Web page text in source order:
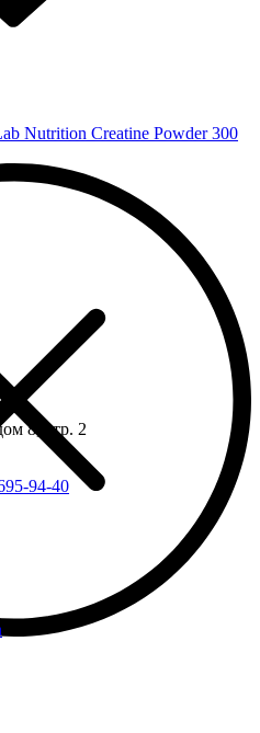
Nutrition Creatine Powder 300
8, стр. 2
94-40